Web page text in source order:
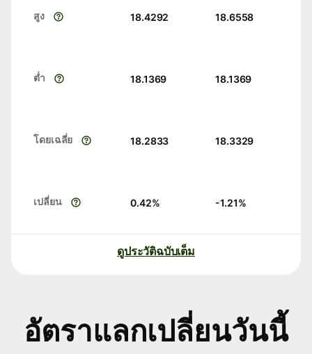
สูง 18.4292 18.6558
ต่ำ 18.1369 18.1369
โดยเฉลี่ย 18.2833 18.3329
เปลี่ยน 0.42% -1.21%
ดูประวัติฉบับเต็ม
อัตราแลกเปลี่ยนวันนี้